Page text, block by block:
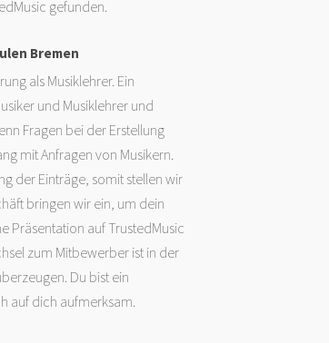
gefunden.
Bremen
als Musiklehrer. Ein
und Musiklehrer und
Fragen bei der Erstellung
mit Anfragen von Musikern.
der Einträge, somit stellen wir
bringen wir ein, um dein
Präsentation auf TrustedMusic
zum Mitbewerber ist in der
Du bist ein
auf dich aufmerksam.